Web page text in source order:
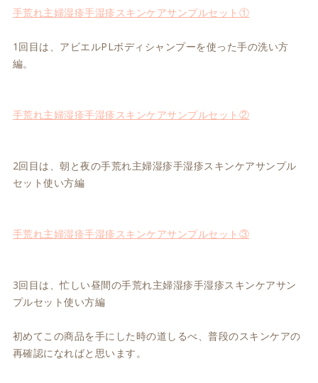
手荒れ主婦湿疹手湿疹スキンケアサンプルセット①
1回目は、アビエルPLボディシャンプーを使った手の洗い方
編。
手荒れ主婦湿疹手湿疹スキンケアサンプルセット②
2回目は、朝と夜の手荒れ主婦湿疹手湿疹スキンケアサンプル
セット使い方編
手荒れ主婦湿疹手湿疹スキンケアサンプルセット③
3回目は、忙しい昼間の手荒れ主婦湿疹手湿疹スキンケアサン
プルセット使い方編
初めてこの商品を手にした時の道しるべ、普段のスキンケアの
再確認になればと思います。